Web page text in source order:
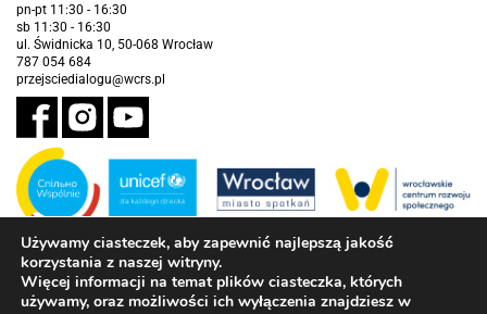
pn-pt 11:30 - 16:30
sb 11:30 - 16:30
ul. Świdnicka 10, 50-068 Wrocław
787 054 684
przejsciedialogu@wcrs.pl
Zadanie realizowane ze środków Gminy Wrocław w partnerstwie z
Funduszem Narodów Zjednoczonych na Rzecz Dzieci (UNICEF)
Deklaracja dostępności
Używamy ciasteczek, aby zapewnić najlepszą jakość
korzystania z naszej witryny.
Więcej informacji na temat plików ciasteczka, których
używamy, oraz możliwości ich wyłączenia znajdziesz w